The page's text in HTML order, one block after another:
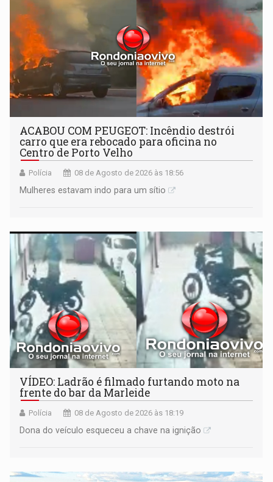
ACABOU COM PEUGEOT: Incêndio destrói
carro que era rebocado para oficina no
Centro de Porto Velho
Polícia 08 de Agosto de 2026 às 18:56
Mulheres estavam indo para um sítio
VÍDEO: Ladrão é filmado furtando moto na
frente do bar da Marleide
Polícia 08 de Agosto de 2026 às 18:19
Dona do veículo esqueceu a chave na ignição